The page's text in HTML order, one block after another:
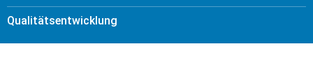
Qualitäts­entwicklung